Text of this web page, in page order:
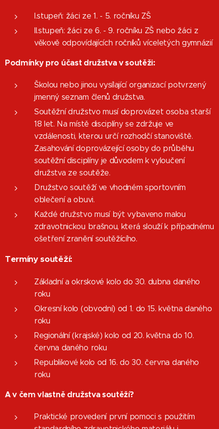
I.stupeň: žáci ze 1. - 5. ročníku ZŠ
II.stupeň: žáci ze 6. - 9. ročníku ZŠ nebo žáci z
věkově odpovídajících ročníků víceletých gymnázií
Podmínky pro účast družstva v soutěži:
Školou nebo jinou vysílající organizací potvrzený
jmenný seznam členů družstva.
Soutěžní družstvo musí doprovázet osoba starší
18 let. Na místě disciplíny se zdržuje ve
vzdálenosti, kterou určí rozhodčí stanoviště.
Zasahování doprovázející osoby do průběhu
soutěžní disciplíny je důvodem k vyloučení
družstva ze soutěže.
Družstvo soutěží ve vhodném sportovním
oblečení a obuvi.
Každé družstvo musí být vybaveno malou
zdravotnickou brašnou, která slouží k případnému
ošetření zranění soutěžícího.
Termíny soutěží:
Základní a okrskové kolo do 30. dubna daného
roku
Okresní kolo (obvodní) od 1. do 15. května daného
roku
Regionální (krajské) kolo od 20. května do 10.
června daného roku
Republikové kolo od 16. do 30. června daného
roku
A v čem vlastně družstva soutěží?
Praktické provedení první pomoci s použitím